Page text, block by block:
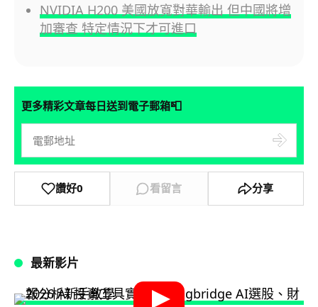
NVIDIA H200 美國放寬對華輸出 但中國將增
加審查 特定情況下才可進口
更多精彩文章每日送到電子郵箱📮
讚好0 看留言 分享
最新影片